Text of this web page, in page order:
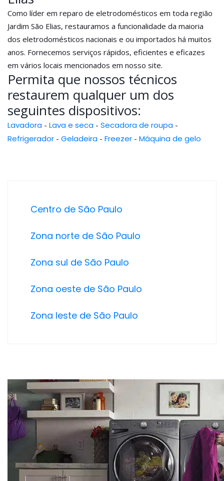
Como líder em reparo de eletrodomésticos em toda região
Jardim São Elias, restauramos a funcionalidade da maioria
dos eletrodomésticos nacionais e ou importados há muitos
anos. Fornecemos serviços rápidos, eficientes e eficazes
em vários locais mencionados em nosso site.
Permita que nossos técnicos
restaurem qualquer um dos
seguintes dispositivos:
Lavadora - Lava e seca - Secadora de roupa -
Refrigerador - Geladeira - Freezer - Máquina de gelo
Centro de São Paulo
Zona norte de São Paulo
Zona sul de São Paulo
Zona oeste de São Paulo
Zona leste de São Paulo